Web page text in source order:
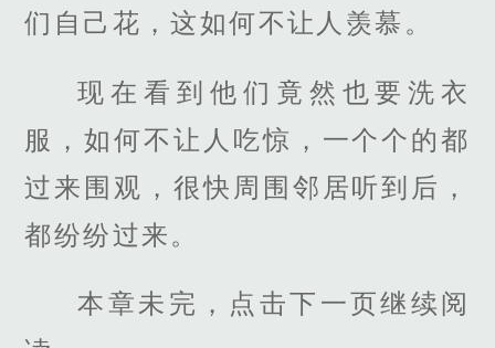
们自己花，这如何不让人羡慕。
现在看到他们竟然也要洗衣
服，如何不让人吃惊，一个个的都
过来围观，很快周围邻居听到后，
都纷纷过来。
本章未完，点击下一页继续阅